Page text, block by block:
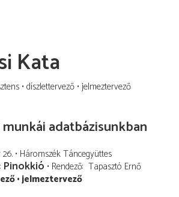
Kata
díszlettervező jelmeztervező
munkái adatbázisunkban
Háromszék Táncegyüttes
Pinokkió Rendező Tapasztó Ernő
jelmeztervező